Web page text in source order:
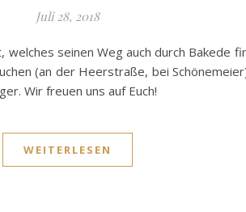
Juli 28, 2018
seinen Weg auch durch Bakede
(an der Heerstraße, bei
Wir freuen uns auf Euch!
WEITERLESEN